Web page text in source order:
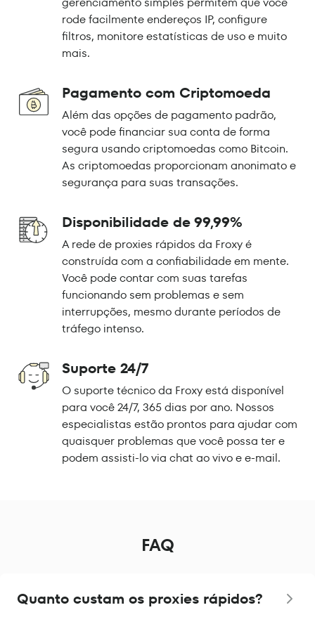
rode facilmente endereços IP, configure
filtros, monitore estatísticas de uso e muito
mais.
Pagamento com Criptomoeda
Além das opções de pagamento padrão,
você pode financiar sua conta de forma
segura usando criptomoedas como Bitcoin.
As criptomoedas proporcionam anonimato e
segurança para suas transações.
Disponibilidade de 99,99%
A rede de proxies rápidos da Froxy é
construída com a confiabilidade em mente.
Você pode contar com suas tarefas
funcionando sem problemas e sem
interrupções, mesmo durante períodos de
tráfego intenso.
Suporte 24/7
O suporte técnico da Froxy está disponível
para você 24/7, 365 dias por ano. Nossos
especialistas estão prontos para ajudar com
quaisquer problemas que você possa ter e
podem assisti-lo via chat ao vivo e e-mail.
FAQ
Quanto custam os proxies rápidos?